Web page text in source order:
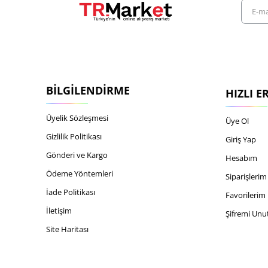
E-
mail
BILGILENDIRME
Üyelik Sözleşmesi
Gizlilik Politikası
Gönderi ve Kargo
Ödeme Yöntemleri
İade Politikası
İletişim
Site Haritası
HIZLI
Üye Ol
Giriş Yap
Hesabım
Siparişlerim
Favorilerim
Şifremi